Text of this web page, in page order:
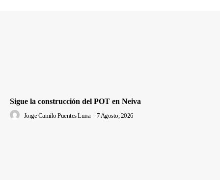
Sigue la construcción del POT en Neiva
Jorge Camilo Puentes Luna - 7 Agosto, 2026